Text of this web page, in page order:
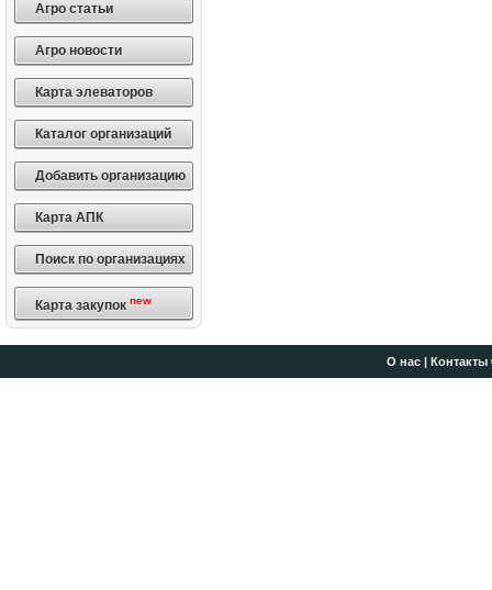
Агро статьи
Агро новости
Карта элеваторов
Каталог организаций
Добавить организацию
Карта АПК
Поиск по организациях
Карта закупок new
О нас| Контакты